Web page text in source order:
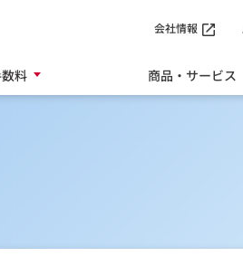
料 商品・サービス
会社情報